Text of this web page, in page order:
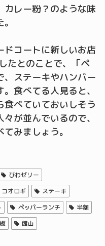
カレー粉？のような味
ドコートに新しいお店
たとのことで、「ペ
、ステーキやハンバー
食べてる人見ると、
べていておいしそう
が並んでいるので、
みましょう。
びわゼリー
コオロギ
ステーキ
ペッパーランチ
半額
館山